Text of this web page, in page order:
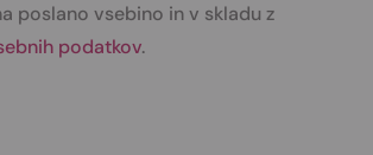
poslano vsebino in v skladu z
podatkov.